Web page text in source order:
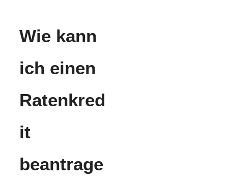
Wie kann
ich einen
Ratenkred
it
beantrage